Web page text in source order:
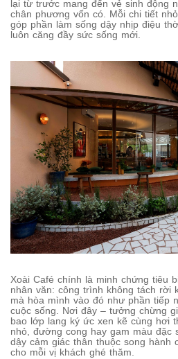
lại từ trước mang đến vẻ sinh động
chân phương vốn có. Mỗi chi tiết
góp phần làm sống dậy nhịp điệu
luôn căng đầy sức sống mới.
Xoài Café chính là minh chứng tiêu
nhân văn: công trình không tách rời
mà hòa mình vào đó như phần tiếp
cuộc sống. Nơi đây – tưởng chừng
bao lớp lang ký ức xen kẽ cùng hơi
nhỏ, đường cong hay gam màu đặc
dậy cảm giác thân thuộc song hành
cho mỗi vị khách ghé thăm.